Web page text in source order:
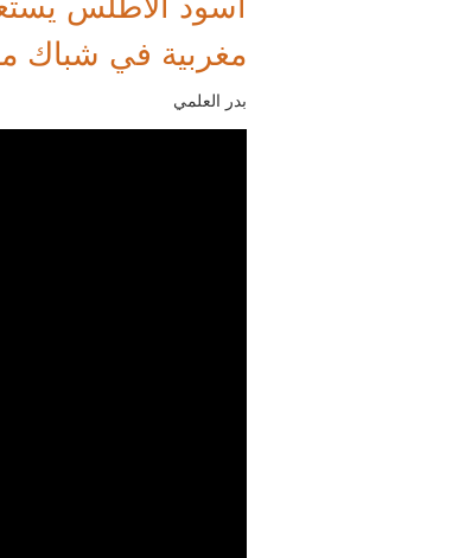
مغربية في شباك
بدر العلمي